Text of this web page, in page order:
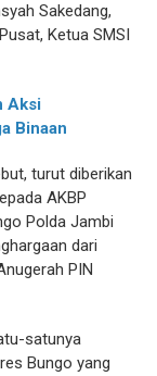
Sakedang,
Ketua SMSI
Aksi
Binaan
turut diberikan
AKBP
Polda Jambi
dari
PIN
satunya
Bungo yang